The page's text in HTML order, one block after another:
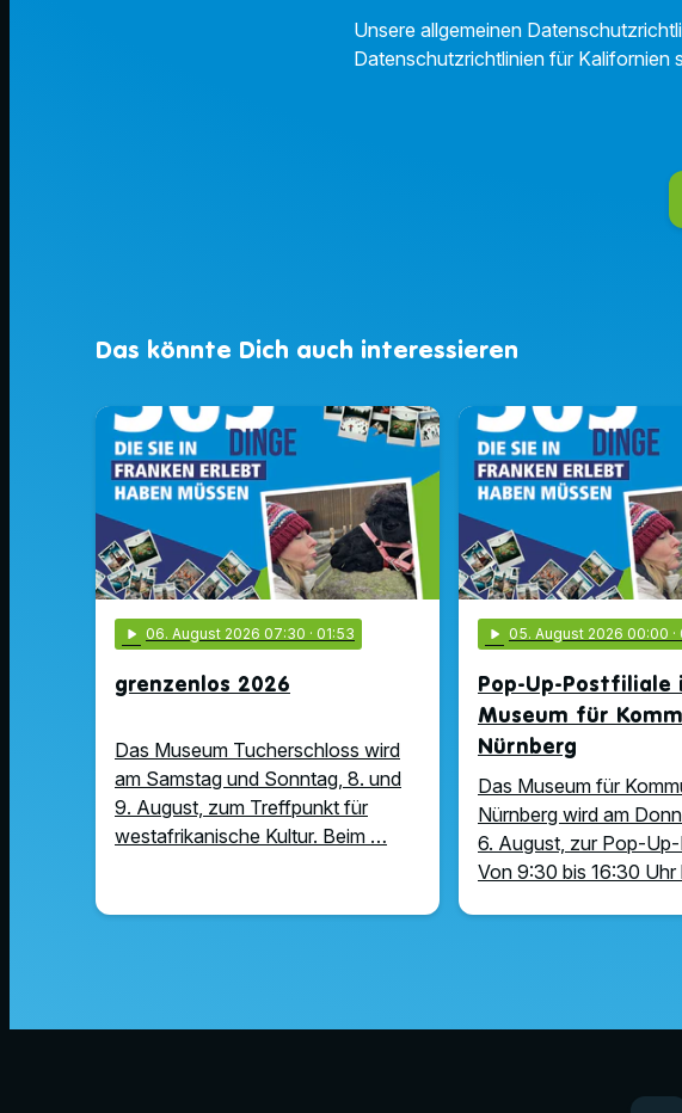
Unsere allgemeinen
Datenschutzrichtlinien für Kalifornien
Das könnte Dich auch interessieren
play_arrow 06. August 2026 07:30 · 01:53
grenzenlos 2026
Das Museum Tucherschloss wird
am Samstag und Sonntag, 8. und
9. August, zum Treffpunkt für
westafrikanische Kultur. Beim …
play_arrow 05. August 2026 00:00
Pop-Up-Postfiliale
Museum für
Nürnberg
Das Museum für
Nürnberg wird am
6. August, zur Pop-
Von 9:30 bis 16:30